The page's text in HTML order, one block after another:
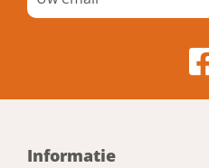
Informatie